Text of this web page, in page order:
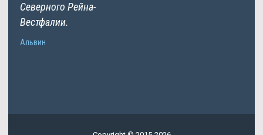
Северного Рейна-
Вестфалии.
Альвин